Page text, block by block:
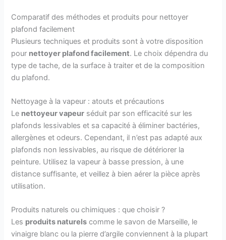
Comparatif des méthodes et produits pour nettoyer
plafond facilement
Plusieurs techniques et produits sont à votre disposition
pour nettoyer plafond facilement. Le choix dépendra du
type de tache, de la surface à traiter et de la composition
du plafond.
Nettoyage à la vapeur : atouts et précautions
Le nettoyeur vapeur séduit par son efficacité sur les
plafonds lessivables et sa capacité à éliminer bactéries,
allergènes et odeurs. Cependant, il n’est pas adapté aux
plafonds non lessivables, au risque de détériorer la
peinture. Utilisez la vapeur à basse pression, à une
distance suffisante, et veillez à bien aérer la pièce après
utilisation.
Produits naturels ou chimiques : que choisir ?
Les produits naturels comme le savon de Marseille, le
vinaigre blanc ou la pierre d’argile conviennent à la plupart